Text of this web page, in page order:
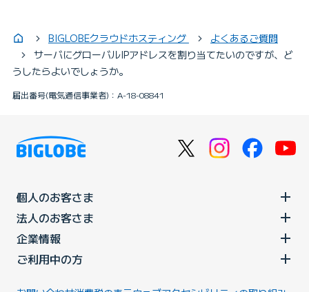
BIGLOBEクラウドホスティング
よくあるご質問
サーバにグローバルIPアドレスを割り当てたいのですが、ど
うしたらよいでしょうか。
届出番号(電気通信事業者)：A-18-08841
個人のお客さま
法人のお客さま
企業情報
ご利用中の方